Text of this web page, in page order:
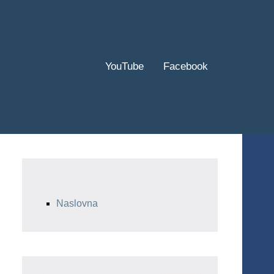
YouTube Facebook
Naslovna